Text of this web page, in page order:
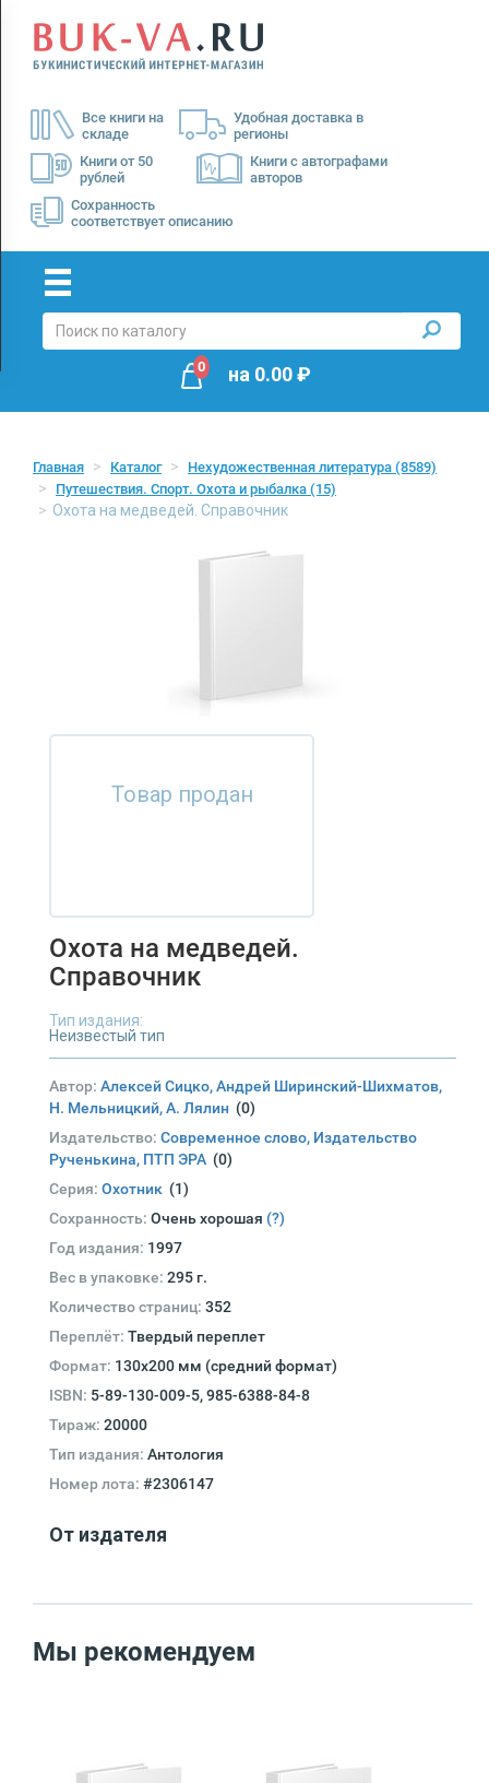
Все книги на
складе
Удобная доставка в
регионы
Книги от 50
рублей
Книги с автографами
авторов
Сохранность
соответствует описанию
Menu
Доставка
Оплата
0 на 0.00₽
Главная Каталог Нехудожественная литература (8589)
Путешествия. Спорт. Охота и рыбалка (15)
Охота на медведей. Справочник
Товар продан
Охота на медведей.
Справочник
Тип издания:
Неизвестый тип
Автор: Алексей Сицко, Андрей Ширинский-Шихматов,
Н. Мельницкий, А. Лялин (0)
Издательство: Современное слово, Издательство
Рученькина, ПТП ЭРА (0)
Серия: Охотник (1)
Сохранность: Очень хорошая (?)
Год издания: 1997
Вес в упаковке: 295 г.
Количество страниц: 352
Переплёт: Твердый переплет
Формат: 130х200 мм (средний формат)
ISBN: 5-89-130-009-5, 985-6388-84-8
Тираж: 20000
Тип издания: Антология
Номер лота: #2306147
От издателя
Мы рекомендуем